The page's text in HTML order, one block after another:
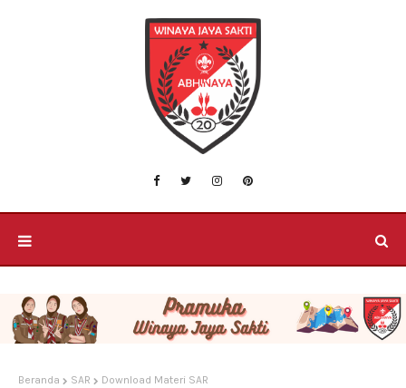
Beranda SAR Download Materi SAR